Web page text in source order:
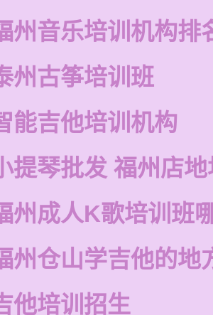
州音乐培训机构排
州古筝培训班
能吉他培训机构
提琴批发 福州店
州成人K歌培训班
州仓山学吉他的地
他培训招生